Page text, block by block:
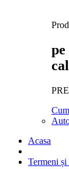
Acasa
Termeni